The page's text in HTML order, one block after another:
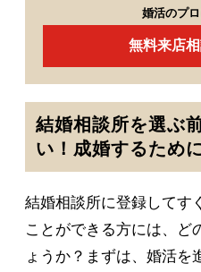
婚活のプ
無料来店
結婚相談所を選ぶ
い！成婚するため
結婚相談所に登録してす
ことができる方には、ど
ょうか？まずは、婚活を